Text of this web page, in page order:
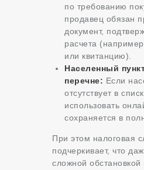
по требованию
продавец обязан
документ,
расчета
или квитанцию).
Населенный
перечне: Если
отсутствует в
использовать
сохраняется в
При этом налоговая
подчеркивает, что
сложной